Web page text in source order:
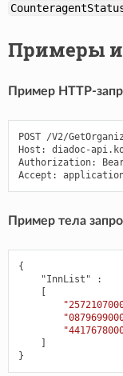
Примеры
Пример HTTP-
POST /V2/
Host: diadoc-
Authorization:
Пример тела
{
"InnList"
:
[
]
}